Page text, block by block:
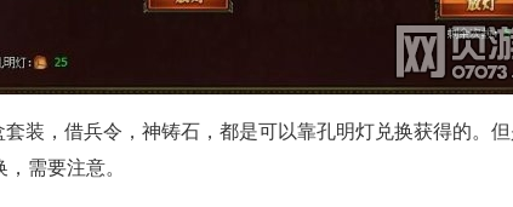
，借兵令，神铸石，都是可以靠孔明灯兑换获得的。
需要注意。